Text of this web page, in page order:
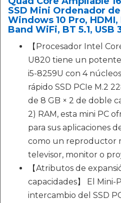
SSD Mini Ordenador
Windows 10 Pro, HDMI,
Band WiFi, BT 5.1, USB
【Procesador Intel
U820 tiene un
i5-8259U con 4
rápido SSD PCIe M.2
de 8 GB × 2 de doble
2) RAM, esta mini PC
para sus aplicaciones
como un reproductor
televisor, monitor o
【Atributos de
capacidades】 El Mini-
intercambio del SSD